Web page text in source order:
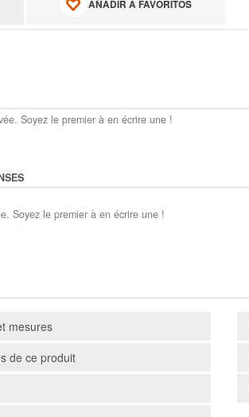
AÑADIR A FAVORITOS
Soyez le premier à en écrire une !
Soyez le premier à en écrire une !
mesures
de ce produit